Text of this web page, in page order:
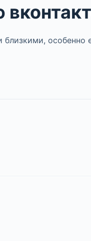
особенно